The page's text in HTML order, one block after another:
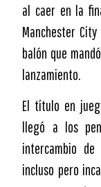
al caer en la
Manchester
balón que
lanzamiento.
El título en
llegó a los
intercambio
incluso pero